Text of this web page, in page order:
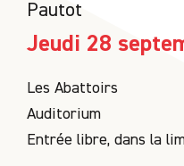
Pautot
Jeudi 28
Les Abattoirs
Auditorium
Entrée libre, dans la